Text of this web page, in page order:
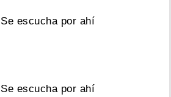
Se escucha por ahí
Se escucha por ahí